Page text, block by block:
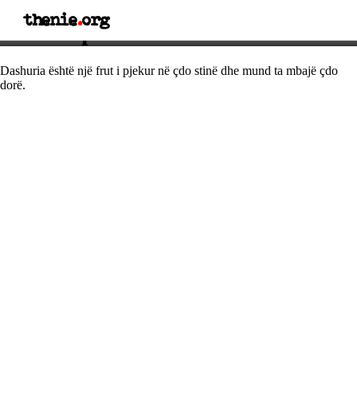
thenie.org
Thënie për dashurinë
Dashuria është një frut i pjekur në çdo stinë dhe mund ta mbajë çdo
dorë.